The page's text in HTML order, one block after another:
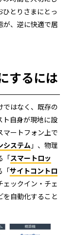
とりさまにとっ
が、逆に快適で居
するには
ではなく、既存の
ト自身が現地に設
マートフォン上で
システム」、物理
「スマートロッ
「サイトコントロ
ェックイン・チェ
を自動化すること